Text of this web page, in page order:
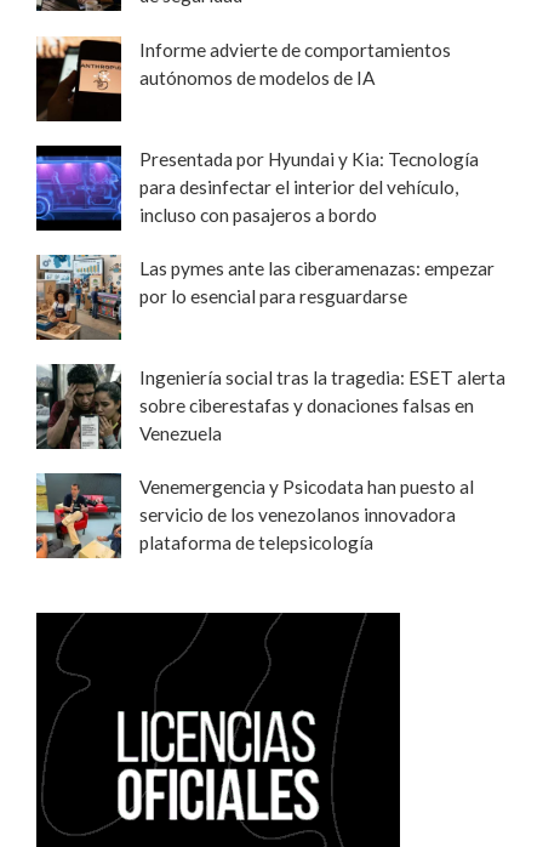
Informe advierte de comportamientos
autónomos de modelos de IA
Presentada por Hyundai y Kia: Tecnología
para desinfectar el interior del vehículo,
incluso con pasajeros a bordo
Las pymes ante las ciberamenazas: empezar
por lo esencial para resguardarse
Ingeniería social tras la tragedia: ESET alerta
sobre ciberestafas y donaciones falsas en
Venezuela
Venemergencia y Psicodata han puesto al
servicio de los venezolanos innovadora
plataforma de telepsicología